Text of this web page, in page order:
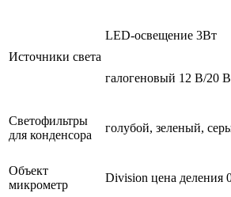
Источники света
LED-освещение 3Вт
галогеновый 12 В/20
Светофильтры
для конденсора
голубой, зеленый,
Объект
микрометр
Division цена деления